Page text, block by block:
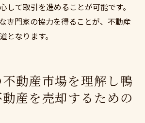
して取引を進めることが可能です。
専門家の協力を得ることが、不動産
となります。
動産市場を理解し鴨
産を売却するための